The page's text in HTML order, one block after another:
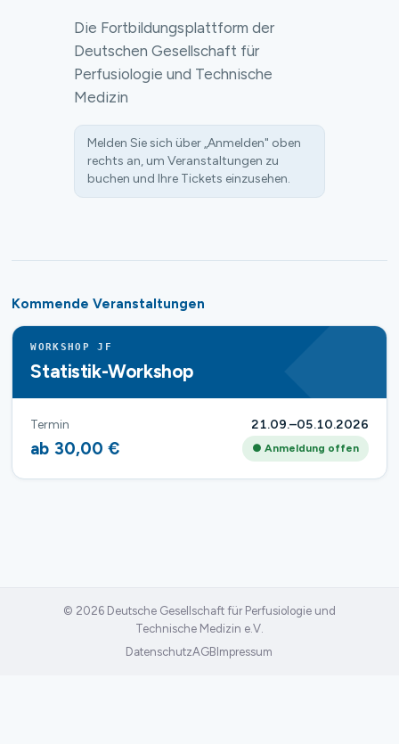
Die Fortbildungsplattform der
Deutschen Gesellschaft für
Perfusiologie und Technische
Medizin
Melden Sie sich über „Anmelden" oben
rechts an, um Veranstaltungen zu
buchen und Ihre Tickets einzusehen.
Kommende Veranstaltungen
WORKSHOP JF
Statistik-Workshop
Termin 21.09.–05.10.2026
ab 30,00 € ● Anmeldung offen
© 2026 Deutsche Gesellschaft für Perfusiologie und
Technische Medizin e.V.
DatenschutzAGB Impressum